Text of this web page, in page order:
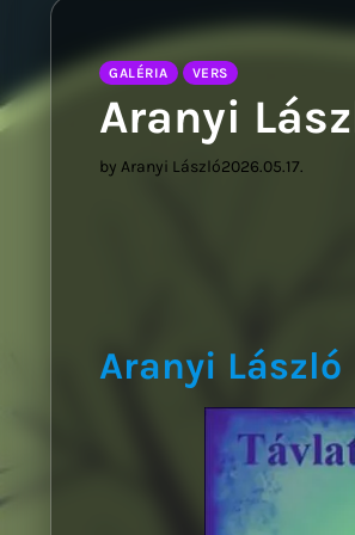
GALÉRIA VERS
Aranyi
by Aranyi László2026.05.17.
Aranyi László